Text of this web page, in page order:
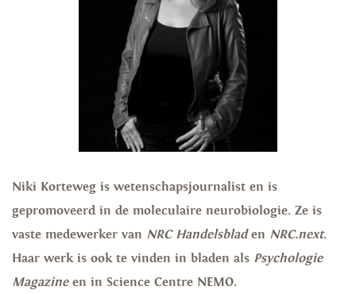
Niki Korteweg is wetenschapsjournalist en is
gepromoveerd in de moleculaire neurobiologie. Ze is
vaste medewerker van NRC Handelsbladen NRC.next.
Haar werk is ook te vinden in bladen als Psychologie
Magazine en in Science Centre NEMO.